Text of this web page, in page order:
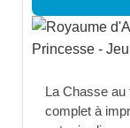
La Chasse
complet à